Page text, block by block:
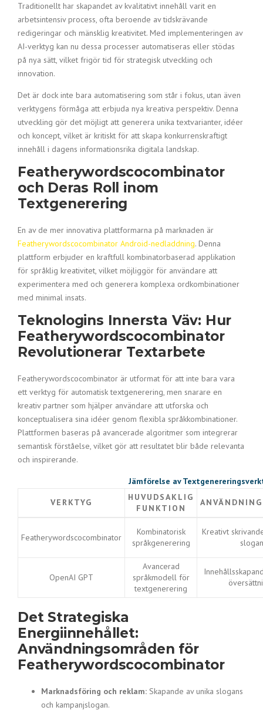
Traditionellt har skapandet av kvalitativt innehåll varit en
arbetsintensiv process, ofta beroende av tidskrävande
redigeringar och mänsklig kreativitet. Med implementeringen av
AI-verktyg kan nu dessa processer automatiseras eller stödas
på nya sätt, vilket frigör tid för strategisk utveckling och
innovation.
Det är dock inte bara automatisering som står i fokus, utan även
verktygens förmåga att erbjuda nya kreativa perspektiv. Denna
utveckling gör det möjligt att generera unika textvarianter, idéer
och koncept, vilket är kritiskt för att skapa konkurrenskraftigt
innehåll i dagens informationsrika digitala landskap.
Featherywordscocombinator
och Deras Roll inom
Textgenerering
En av de mer innovativa plattformarna på marknaden är
Featherywordscocombinator Android-nedladdning. Denna
plattform erbjuder en kraftfull kombinatorbaserad applikation
för språklig kreativitet, vilket möjliggör för användare att
experimentera med och generera komplexa ordkombinationer
med minimal insats.
Teknologins Innersta Väv: Hur
Featherywordscocombinator
Revolutionerar Textarbete
Featherywordscocombinator är utformat för att inte bara vara
ett verktyg för automatisk textgenerering, men snarare en
kreativ partner som hjälper användare att utforska och
konceptualisera sina idéer genom flexibla språkkombinationer.
Plattformen baseras på avancerade algoritmer som integrerar
semantisk förståelse, vilket gör att resultatet blir både relevanta
och inspirerande.
Jämförelse av
VERKTYG
HUVUDSAKLIG
FUNKTION
Featherywordscocombinator
Kombinatorisk
språkgenerering
Kreativt
OpenAI GPT
Avancerad
språkmodell för
textgenerering
Det Strategiska
Energiinnehållet:
Användningsområden för
Featherywordscocombinator
Marknadsföring och reklam: Skapande av unika slogans
och kampanjslogan.